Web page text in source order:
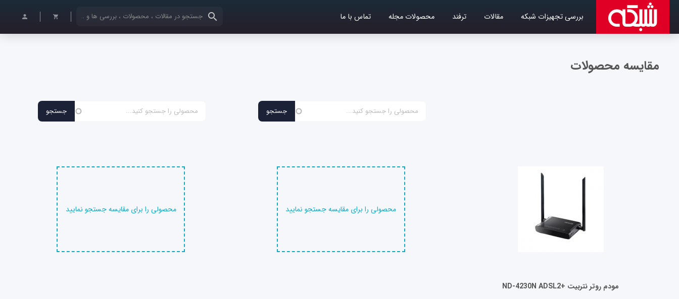
بررسی تجهیزات شبکه مقالات ترفند محصولات مجله تماس با ما کلمات کلیدی خود را وارد کنید
مقایسه محصولات
مودم روتر نتربیت +ND-4230N ADSL2
محصولی را برای مقایسه جستجو نمایید محصولی را برای مقایسه جستجو نمایید